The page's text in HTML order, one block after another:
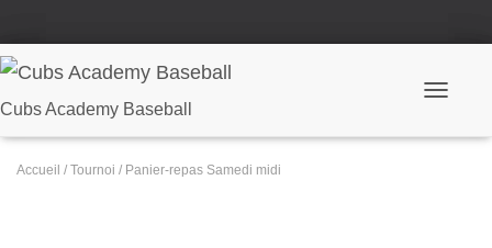
Cubs Academy Baseball
Accueil / Tournoi / Panier-repas Samedi midi